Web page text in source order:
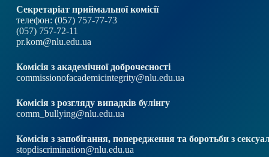
Секретаріат приймальної комісії
телефон: (057) 757-77-73
(057) 757-72-11
pr.kom@nlu.edu.ua
Комісія з академічної доброчесності
commissionofacademicintegrity@nlu.edu.ua
Комісія з розгляду випадків булінгу
comm_bullying@nlu.edu.ua
Комісія з запобігання, попередження та боротьби з
stopdiscrimination@nlu.edu.ua